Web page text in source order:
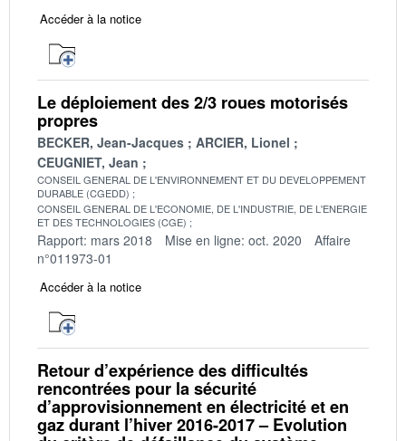
Accéder à la notice
Le déploiement des 2/3 roues motorisés
propres
BECKER, Jean-Jacques
ARCIER, Lionel
CEUGNIET, Jean
CONSEIL GENERAL DE L'ENVIRONNEMENT ET DU DEVELOPPEMENT
DURABLE (CGEDD)
CONSEIL GENERAL DE L'ECONOMIE, DE L'INDUSTRIE, DE L'ENERGIE
ET DES TECHNOLOGIES (CGE)
Rapport: mars 2018 Mise en ligne: oct. 2020
Affaire
n°011973-01
Accéder à la notice
Retour d’expérience des difficultés
rencontrées pour la sécurité
d’approvisionnement en électricité et en
gaz durant l’hiver 2016-2017 – Evolution